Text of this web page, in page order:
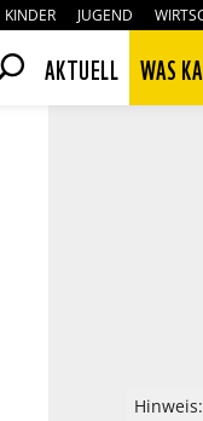
KINDER JUGEND
AKTUELL WAS
Hinweis: